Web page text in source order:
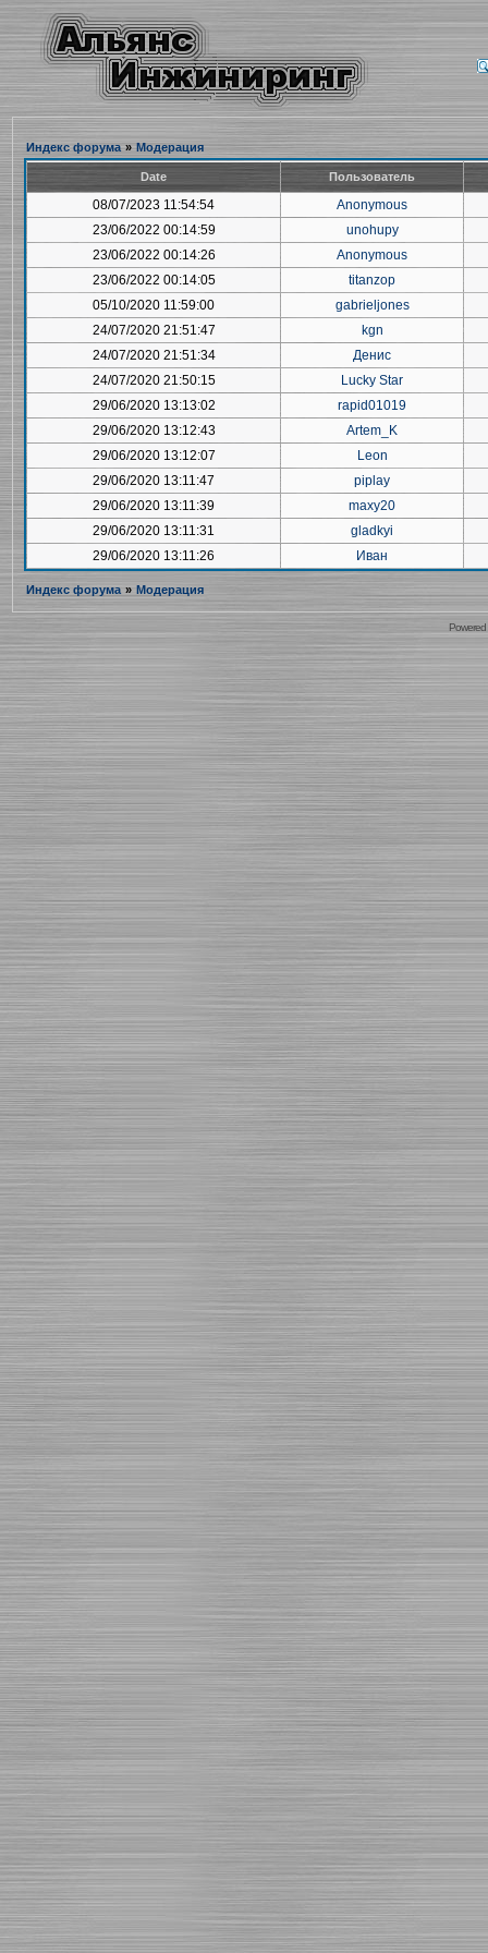
Индекс форума » Модерация
Date Пользователь
08/07/2023 11:54:54
Anonymous
23/06/2022 00:14:59
unohupy
23/06/2022 00:14:26
Anonymous
23/06/2022 00:14:05
titanzop
05/10/2020 11:59:00
gabrieljones
24/07/2020 21:51:47
kgn
24/07/2020 21:51:34
Денис
24/07/2020 21:50:15
Lucky Star
29/06/2020 13:13:02
rapid01019
29/06/2020 13:12:43
Artem_K
29/06/2020 13:12:07
Leon
29/06/2020 13:11:47
piplay
29/06/2020 13:11:39
maxy20
29/06/2020 13:11:31
gladkyi
29/06/2020 13:11:26
Иван
Индекс форума » Модерация